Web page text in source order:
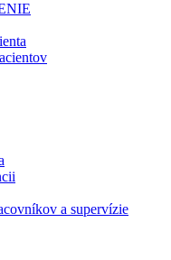
a supervízie